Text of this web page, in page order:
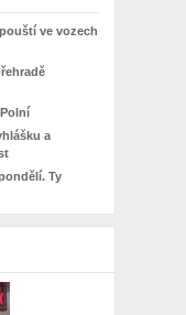
ve vozech
a
Ty